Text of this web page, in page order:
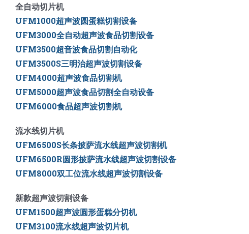
全自动切片机
UFM1000超声波圆蛋糕切割设备
UFM3000全自动超声波食品切割设备
UFM3500超音波食品切割自动化
UFM3500S三明治超声波切割设备
UFM4000超声波食品切割机
UFM5000超声波食品切割全自动设备
UFM6000食品超声波切割机
流水线切片机
UFM6500S长条披萨流水线超声波切割机
UFM6500R圆形披萨流水线超声波切割设备
UFM8000双工位流水线超声波切割设备
新款超声波切割设备
UFM1500超声波圆形蛋糕分切机
UFM3100流水线超声波切片机